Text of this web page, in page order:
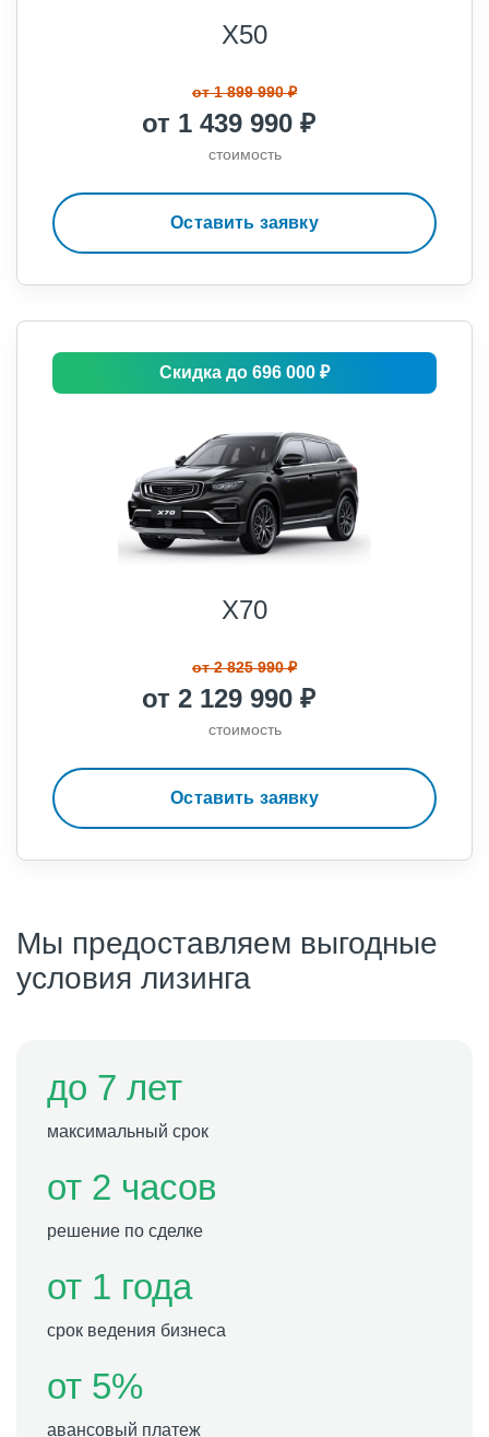
X50
от 1 899 990 ₽
от 1 439 990 ₽
стоимость
Оставить заявку
Скидка до 696 000 ₽
X70
от 2 825 990 ₽
от 2 129 990 ₽
стоимость
Оставить заявку
Мы предоставляем выгодные
условия лизинга
до 7 лет
максимальный срок
от 2 часов
решение по сделке
от 1 года
срок ведения бизнеса
от 5%
авансовый платеж